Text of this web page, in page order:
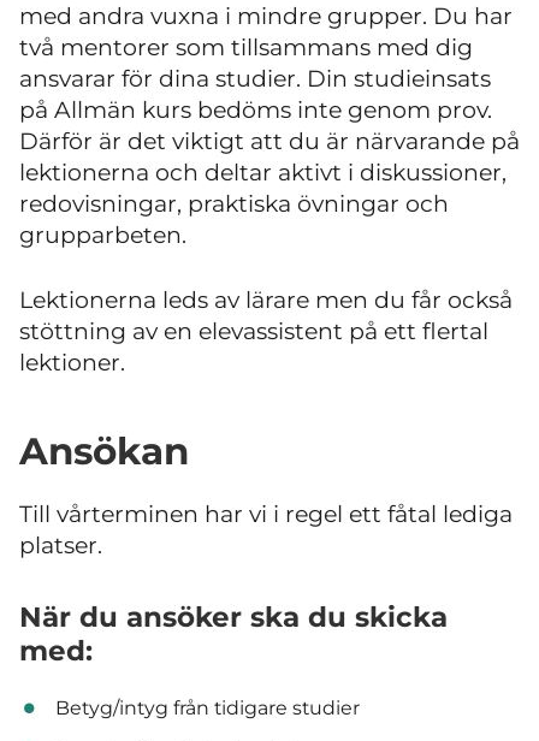
med andra vuxna i mindre grupper. Du har
två mentorer som tillsammans med dig
ansvarar för dina studier. Din studieinsats
på Allmän kurs bedöms inte genom prov.
Därför är det viktigt att du är närvarande på
lektionerna och deltar aktivt i diskussioner,
redovisningar, praktiska övningar och
grupparbeten.
Lektionerna leds av lärare men du får också
stöttning av en elevassistent på ett flertal
lektioner.
Ansökan
Till vårterminen har vi i regel ett fåtal lediga
platser.
När du ansöker ska du skicka
med:
Betyg/intyg från tidigare studier